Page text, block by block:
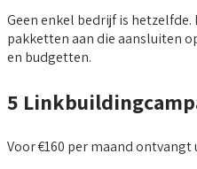
Geen enkel bedrijf is
pakketten aan die aansluiten
en budgetten.
5
Voor €160 per maand ontvangt